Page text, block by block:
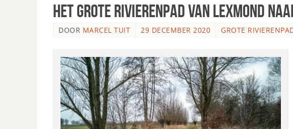
Het Grote rivierenpad van Lexmond
DOOR MARCEL TUIT 29 DECEMBER 2020 GROTE